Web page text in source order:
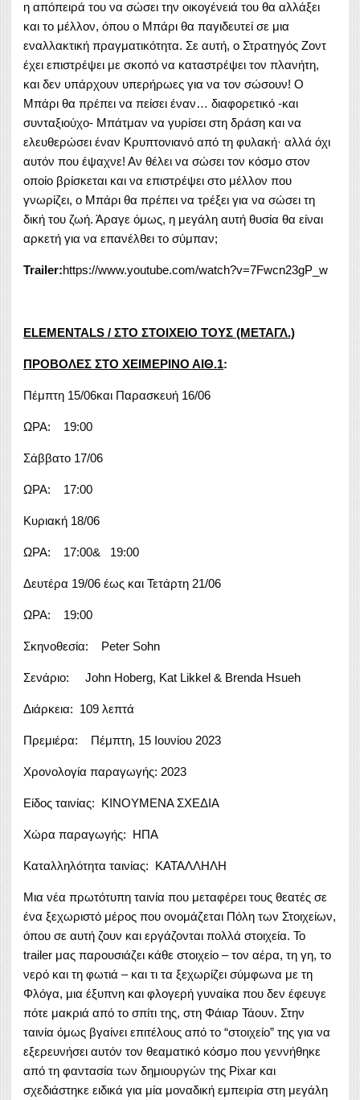
η απόπειρά του να σώσει την οικογένειά του θα αλλάξει
και το μέλλον, όπου ο Μπάρι θα παγιδευτεί σε μια
εναλλακτική πραγματικότητα. Σε αυτή, ο Στρατηγός Ζοντ
έχει επιστρέψει με σκοπό να καταστρέψει τον πλανήτη,
και δεν υπάρχουν υπερήρωες για να τον σώσουν! Ο
Μπάρι θα πρέπει να πείσει έναν… διαφορετικό -και
συνταξιούχο- Μπάτμαν να γυρίσει στη δράση και να
ελευθερώσει έναν Κρυπτονιανό από τη φυλακή· αλλά όχι
αυτόν που έψαχνε! Αν θέλει να σώσει τον κόσμο στον
οποίο βρίσκεται και να επιστρέψει στο μέλλον που
γνωρίζει, ο Μπάρι θα πρέπει να τρέξει για να σώσει τη
δική του ζωή. Άραγε όμως, η μεγάλη αυτή θυσία θα είναι
αρκετή για να επανέλθει το σύμπαν;
Trailer:https://www.youtube.com/watch?v=7Fwcn23gP_w
ELEMENTALS / ΣΤΟ ΣΤΟΙΧΕΙΟ ΤΟΥΣ (ΜΕΤΑΓΛ.)
ΠΡΟΒΟΛΕΣ ΣΤΟ ΧΕΙΜΕΡΙΝΟ ΑΙΘ.1:
Πέμπτη 15/06και Παρασκευή 16/06
ΩΡΑ: 19:00
Σάββατο 17/06
ΩΡΑ: 17:00
Κυριακή 18/06
ΩΡΑ: 17:00& 19:00
Δευτέρα 19/06 έως και Τετάρτη 21/06
ΩΡΑ: 19:00
Σκηνοθεσία: Peter Sohn
Σενάριο: John Hoberg, Kat Likkel & Brenda Hsueh
Διάρκεια: 109 λεπτά
Πρεμιέρα: Πέμπτη, 15 Ιουνίου 2023
Χρονολογία παραγωγής: 2023
Είδος ταινίας: ΚΙΝΟΥΜΕΝΑ ΣΧΕΔΙΑ
Χώρα παραγωγής: ΗΠΑ
Καταλληλότητα ταινίας: ΚΑΤΑΛΛΗΛΗ
Μια νέα πρωτότυπη ταινία που μεταφέρει τους θεατές σε
ένα ξεχωριστό μέρος που ονομάζεται Πόλη των Στοιχείων,
όπου σε αυτή ζουν και εργάζονται πολλά στοιχεία. Το
trailer μας παρουσιάζει κάθε στοιχείο – τον αέρα, τη γη, το
νερό και τη φωτιά – και τι τα ξεχωρίζει σύμφωνα με τη
Φλόγα, μια έξυπνη και φλογερή γυναίκα που δεν έφευγε
πότε μακριά από το σπίτι της, στη Φάιαρ Τάουν. Στην
ταινία όμως βγαίνει επιτέλους από τo “στοιχείο” της για να
εξερευνήσει αυτόν τον θεαματικό κόσμο που γεννήθηκε
από τη φαντασία των δημιουργών της Pixar και
σχεδιάστηκε ειδικά για μία μοναδική εμπειρία στη μεγάλη